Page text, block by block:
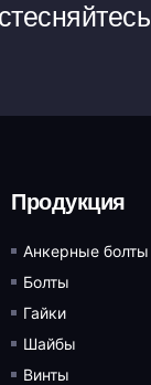
Продукция
Анкерные болты
Болты
Гайки
Шайбы
Винты